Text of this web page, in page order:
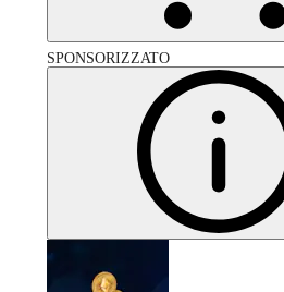
SPONSORIZZATO